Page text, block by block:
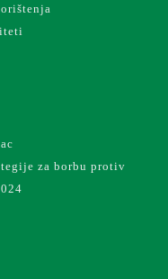
za borbu protiv